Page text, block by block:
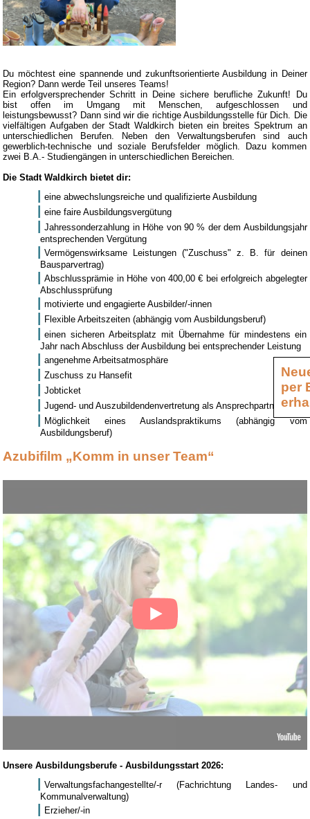
Du möchtest eine spannende und zukunftsorientierte Ausbildung in Deiner
Region? Dann werde Teil unseres Teams!
Ein erfolgversprechender Schritt in Deine sichere berufliche Zukunft! Du
bist offen im Umgang mit Menschen, aufgeschlossen und
leistungsbewusst? Dann sind wir die richtige Ausbildungsstelle für Dich. Die
vielfältigen Aufgaben der Stadt Waldkirch bieten ein breites Spektrum an
unterschiedlichen Berufen. Neben den Verwaltungsberufen sind auch
gewerblich-technische und soziale Berufsfelder möglich. Dazu kommen
zwei B.A.- Studiengängen in unterschiedlichen Bereichen.
Die Stadt Waldkirch bietet dir:
eine abwechslungsreiche und qualifizierte Ausbildung
eine faire Ausbildungsvergütung
Jahressonderzahlung in Höhe von 90 % der dem Ausbildungsjahr
entsprechenden Vergütung
Vermögenswirksame Leistungen ("Zuschuss" z. B. für deinen
Bausparvertrag)
Abschlussprämie in Höhe von 400,00 € bei erfolgreich abgelegter
Abschlussprüfung
motivierte und engagierte Ausbilder/-innen
Flexible Arbeitszeiten (abhängig vom Ausbildungsberuf)
einen sicheren Arbeitsplatz mit Übernahme für mindestens ein
Jahr nach Abschluss der Ausbildung bei entsprechender Leistung
angenehme Arbeitsatmosphäre
Zuschuss zu Hansefit
Jobticket
Jugend- und Auszubildendenvertretung als Ansprechpartner
Möglichkeit eines Auslandspraktikums (abhängig vom
Ausbildungsberuf)
Azubifilm „Komm in unser Team“
Unsere Ausbildungsberufe - Ausbildungsstart 2026:
Verwaltungsfachangestellte/-r (Fachrichtung Landes- und
Kommunalverwaltung)
Erzieher/-in
per